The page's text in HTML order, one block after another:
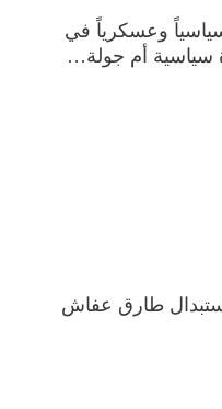
وعسكرياً في
سياسية أم جولة…
طارق عفاش